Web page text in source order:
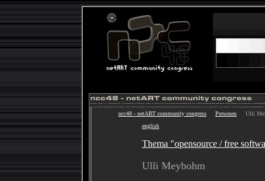
ncc48 - netART community congress Personen Ulli
english
Thema "opensource / free
Ulli Meybohm